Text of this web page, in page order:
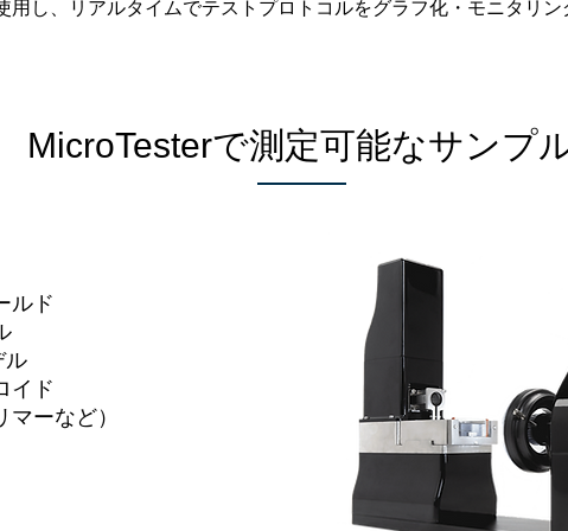
用し、リアルタイムでテストプロトコルをグラフ化・モニタリン
MicroTesterで測定可能なサンプ
ルド
ル
イド
ーなど）